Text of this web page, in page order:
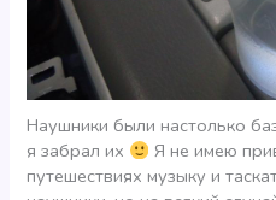
Наушники были настолько
я забрал их
Я не имею
путешествиях музыку и